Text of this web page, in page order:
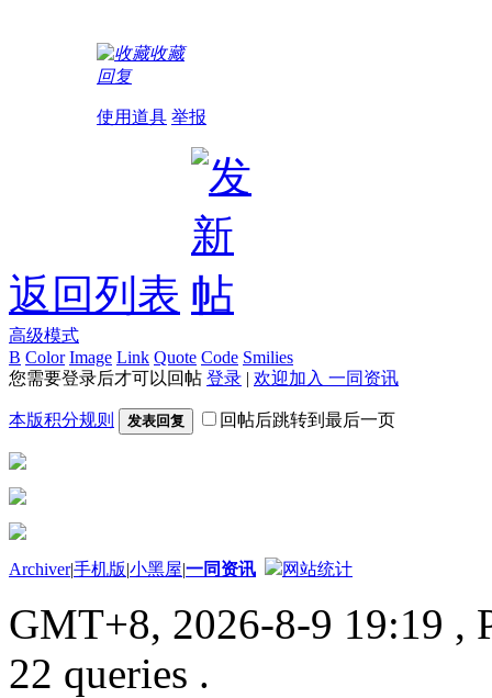
收藏
回复
使用道具 举报
返回列表
高级模式
B Color Image Link Quote Code Smilies
您需要登录后才可以回帖 登录 | 欢迎加入 一同资讯
本版积分规则 发表回复 回帖后跳转到最后一页
Archiver|手机版|小黑屋|一同资讯 网站统计
GMT+8, 2026-8-9 19:19 ,
22 queries .